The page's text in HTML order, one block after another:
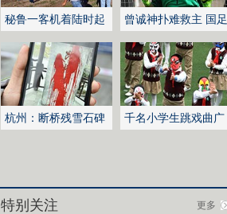
秘鲁一客机着陆时起
曾诚神扑难救主 国足
不敌伊朗
杭州：断桥残雪石碑
千名小学生跳戏曲广
特别关注 更多